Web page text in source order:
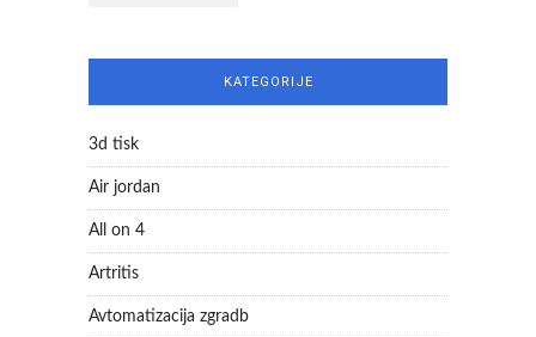
KATEGORIJE
3d tisk
Air jordan
All on 4
Artritis
Avtomatizacija zgradb